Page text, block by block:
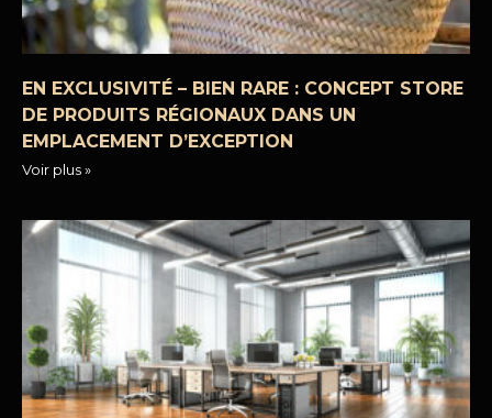
EN EXCLUSIVITÉ – BIEN RARE : CONCEPT STORE
DE PRODUITS RÉGIONAUX DANS UN
EMPLACEMENT D’EXCEPTION
Voir plus »